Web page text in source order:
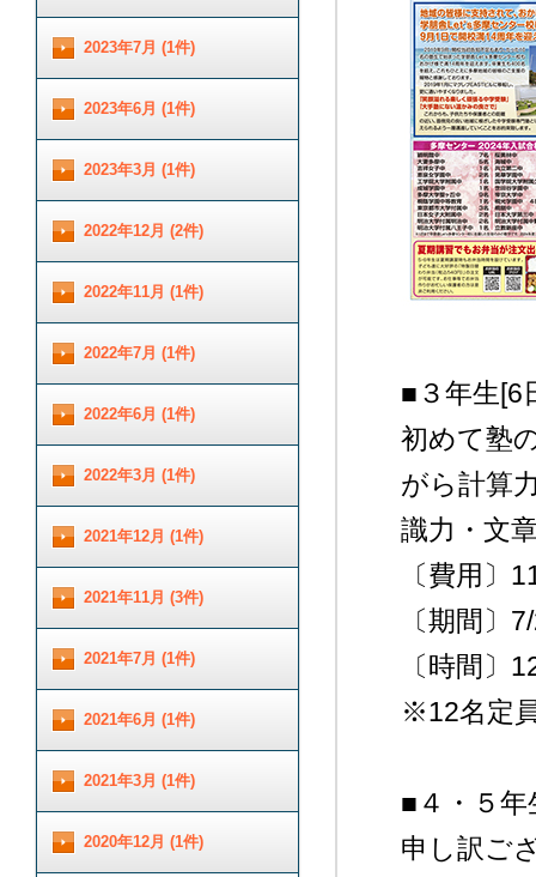
■３年生
初めて塾
がら計算
識力・文
〔費用〕
〔期間〕
〔時間〕
※12名定
■４・５
申し訳ご
2023年7月 (1件)
2023年6月 (1件)
2023年3月 (1件)
2022年12月 (2件)
2022年11月 (1件)
2022年7月 (1件)
2022年6月 (1件)
2022年3月 (1件)
2021年12月 (1件)
2021年11月 (3件)
2021年7月 (1件)
2021年6月 (1件)
2021年3月 (1件)
2020年12月 (1件)